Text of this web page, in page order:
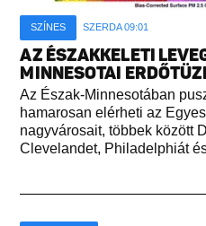
SZÍNES SZERDA 09:01
AZ ÉSZAKKELETI
MINNESOTAI
Az Észak-Minnesotában
hamarosan elérheti az
nagyvárosait, többek között
Clevelandet, Philadelphiát